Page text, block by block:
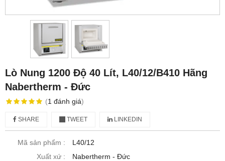
Lò Nung 1200 Độ 40 Lít, L40/12/B410 Hãng
Nabertherm - Đức
(1 đánh giá)
SHARE TWEET LINKEDIN
Mã sản phẩm :
L40/12
Xuất xứ :
Nabertherm - Đức